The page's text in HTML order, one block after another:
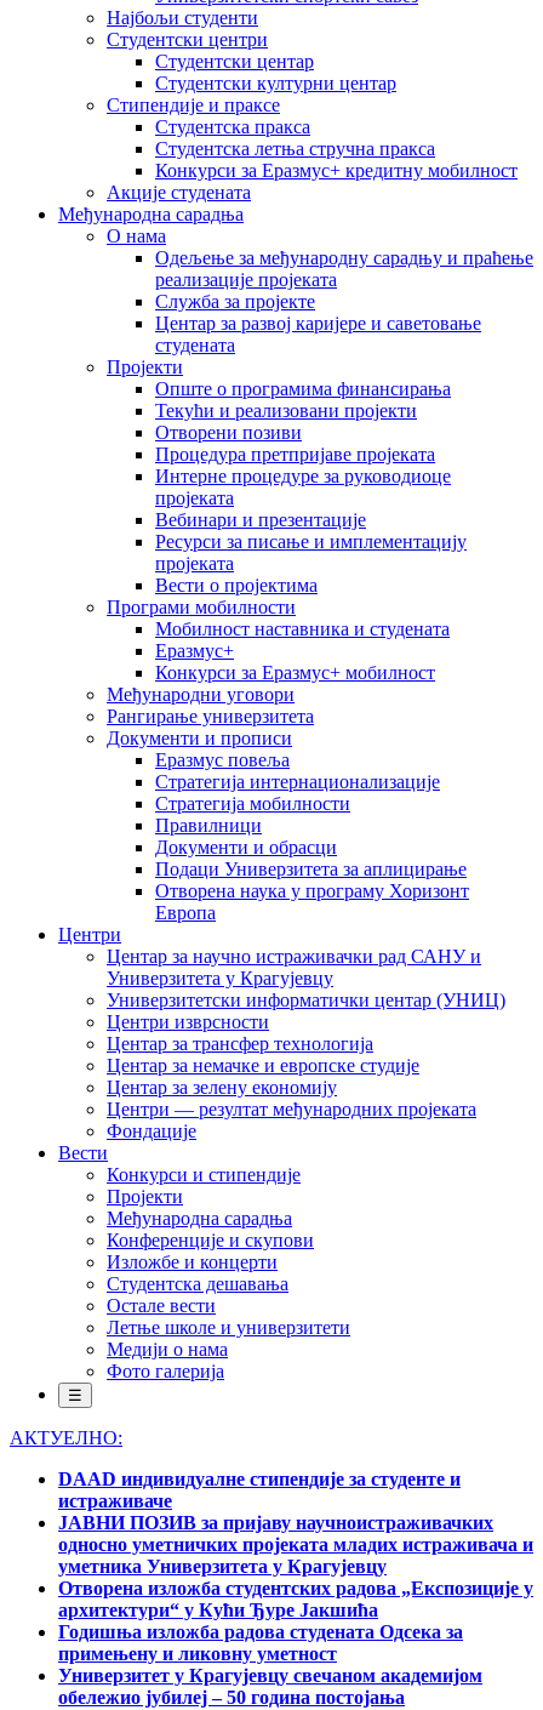
Најбољи студенти
Студентски центри
Студентски центар
Студентски културни центар
Стипендије и праксе
Студентска пракса
Студентска летња стручна пракса
Конкурси за Еразмус+ кредитну мобилност
Акције студената
Међународна сарадња
О нама
Одељење за међународну сарадњу и праћење
реализације пројеката
Служба за пројекте
Центар за развој каријере и саветовање
студената
Пројекти
Опште о програмима финансирања
Текући и реализовани пројекти
Отворени позиви
Процедура претпријаве пројеката
Интерне процедуре за руководиоце
пројеката
Вебинари и презентације
Ресурси за писање и имплементацију
пројеката
Вести о пројектима
Програми мобилности
Мобилност наставника и студената
Еразмус+
Конкурси за Еразмус+ мобилност
Међународни уговори
Рангирање универзитета
Документи и прописи
Еразмус повеља
Стратегија интернационализације
Стратегија мобилности
Правилници
Документи и обрасци
Подаци Универзитета за аплицирање
Отворена наука у програму Хоризонт
Европа
Центри
Центар за научно истраживачки рад САНУ и
Универзитета у Крагујевцу
Универзитетски информатички центар (УНИЦ)
Центри изврсности
Центар за трансфер технологија
Центар за немачке и европске студије
Центар за зелену економију
Центри — резултат међународних пројеката
Фондације
Вести
Конкурси и стипендије
Пројекти
Међународна сарадња
Конференције и скупови
Изложбе и концерти
Студентска дешавања
Остале вести
Летње школе и универзитети
Медији о нама
Фото галерија
☰
АКТУЕЛНО:
DAAD индивидуалне стипендије за студенте и
истраживаче
ЈАВНИ ПОЗИВ за пријаву научноистраживачких
односно уметничких пројеката младих истраживача и
уметника Универзитета у Крагујевцу
Отворена изложба студентских радова „Експозиције у
архитектури“ у Кући Ђуре Јакшића
Годишња изложба радова студената Одсека за
примењену и ликовну уметност
Универзитет у Крагујевцу свечаном академијом
обележио јубилеј – 50 година постојања